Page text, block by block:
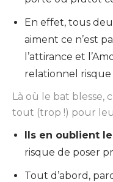
En effet, tous
aiment ce n’est
l’attirance et
relationnel risque
Là où le bat blesse,
tout (trop !) pour
Ils en oublient
risque de poser
Tout d’abord,